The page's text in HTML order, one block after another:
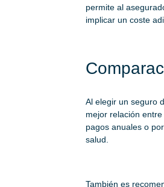
permite al
implicar un coste
Al elegir un seguro
mejor relación
pagos anuales o
salud.
También es